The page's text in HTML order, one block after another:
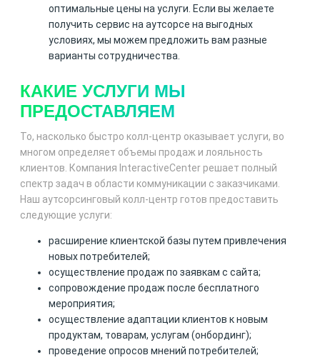
оптимальные цены на услуги. Если вы желаете
получить сервис на аутсорсе на выгодных
условиях, мы можем предложить вам разные
варианты сотрудничества.
КАКИЕ УСЛУГИ МЫ
ПРЕДОСТАВЛЯЕМ
То, насколько быстро колл-центр оказывает услуги, во
многом определяет объемы продаж и лояльность
клиентов. Компания InteractiveCenter решает полный
спектр задач в области коммуникации с заказчиками.
Наш аутсорсинговый колл-центр готов предоставить
следующие услуги:
расширение клиентской базы путем привлечения
новых потребителей;
осуществление продаж по заявкам с сайта;
сопровождение продаж после бесплатного
мероприятия;
осуществление адаптации клиентов к новым
продуктам, товарам, услугам (онбординг);
проведение опросов мнений потребителей;